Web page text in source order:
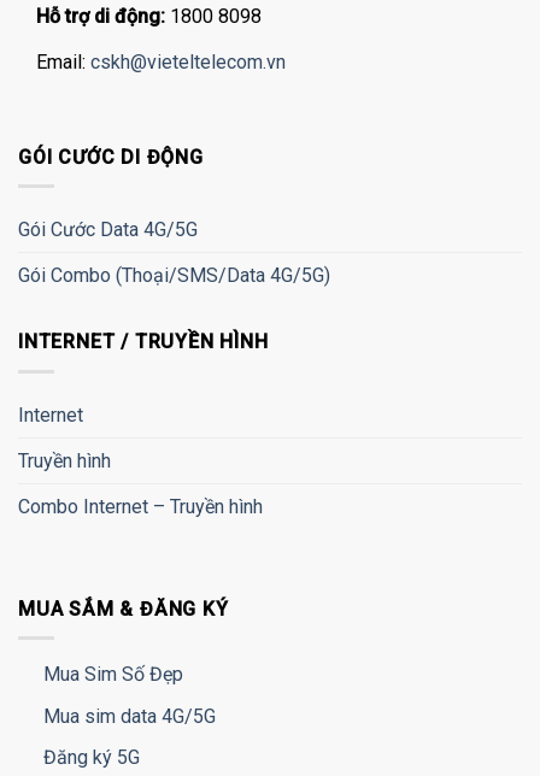
Hỗ trợ di động: 1800 8098
Email: cskh@vieteltelecom.vn
GÓI CƯỚC DI ĐỘNG
Gói Cước Data 4G/5G
Gói Combo (Thoại/SMS/Data 4G/5G)
INTERNET / TRUYỀN HÌNH
Internet
Truyền hình
Combo Internet – Truyền hình
MUA SẮM & ĐĂNG KÝ
Mua Sim Số Đẹp
Mua sim data 4G/5G
Đăng ký 5G